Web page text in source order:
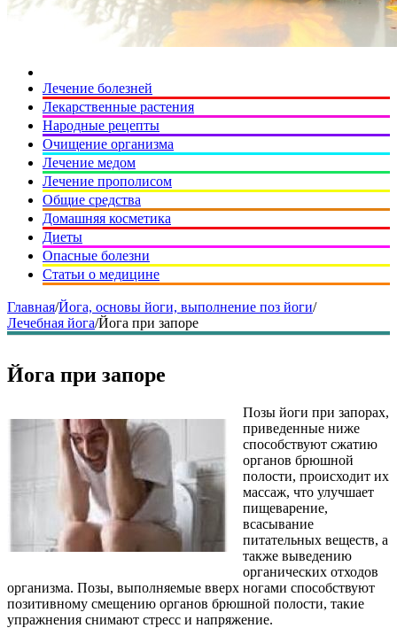
Лечение болезней
Лекарственные растения
Народные рецепты
Очищение организма
Лечение медом
Лечение прополисом
Общие средства
Домашняя косметика
Диеты
Опасные болезни
Статьи о медицине
Главная/Йога, основы йоги, выполнение поз йоги/
Лечебная йога/Йога при запоре
Йога при запоре
Позы йоги при запорах,
приведенные ниже
способствуют сжатию
органов брюшной
полости, происходит их
массаж, что улучшает
пищеварение,
всасывание
питательных веществ, а
также выведению
органических отходов
организма. Позы, выполняемые вверх ногами способствуют
позитивному смещению органов брюшной полости, такие
упражнения снимают стресс и напряжение.